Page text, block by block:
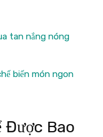
tan nắng nóng
biến món ngon
Được Bao